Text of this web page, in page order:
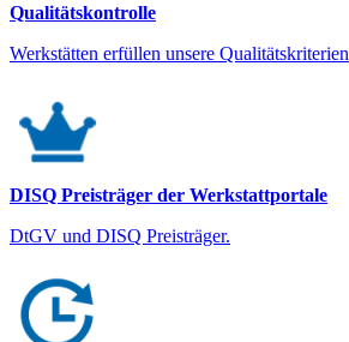
Qualitätskontrolle
Werkstätten erfüllen unsere Qualitätskriterien
DISQ Preisträger der Werkstattportale
DtGV und DISQ Preisträger.